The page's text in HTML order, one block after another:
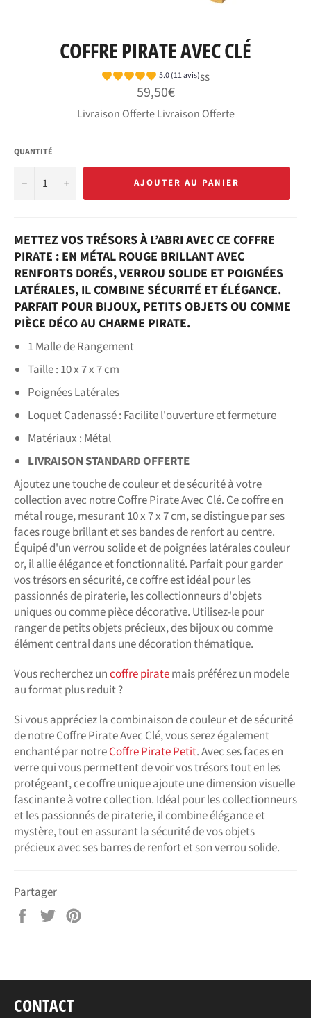
COFFRE PIRATE AVEC CLÉ
5.0 (11 avis)ss
Prix
régulier
59,50€
Livraison Offerte Livraison Offerte
QUANTITÉ
− + AJOUTER AU PANIER
METTEZ VOS TRÉSORS À L’ABRI AVEC CE COFFRE
PIRATE : EN MÉTAL ROUGE BRILLANT AVEC
RENFORTS DORÉS, VERROU SOLIDE ET POIGNÉES
LATÉRALES, IL COMBINE SÉCURITÉ ET ÉLÉGANCE.
PARFAIT POUR BIJOUX, PETITS OBJETS OU COMME
PIÈCE DÉCO AU CHARME PIRATE.
1 Malle de Rangement
Taille : 10 x 7 x 7 cm
Poignées Latérales
Loquet Cadenassé : Facilite l'ouverture et fermeture
Matériaux : Métal
LIVRAISON STANDARD OFFERTE
Ajoutez une touche de couleur et de sécurité à votre
collection avec notre Coffre Pirate Avec Clé. Ce coffre en
métal rouge, mesurant 10 x 7 x 7 cm, se distingue par ses
faces rouge brillant et ses bandes de renfort au centre.
Équipé d'un verrou solide et de poignées latérales couleur
or, il allie élégance et fonctionnalité. Parfait pour garder
vos trésors en sécurité, ce coffre est idéal pour les
passionnés de piraterie, les collectionneurs d'objets
uniques ou comme pièce décorative. Utilisez-le pour
ranger de petits objets précieux, des bijoux ou comme
élément central dans une décoration thématique.
Vous recherchez uncoffre piratemais préférez un modele
au format plus reduit ?
Si vous appréciez la combinaison de couleur et de sécurité
de notre Coffre Pirate Avec Clé, vous serez également
enchanté par notreCoffre Pirate Petit. Avec ses faces en
verre qui vous permettent de voir vos trésors tout en les
protégeant, ce coffre unique ajoute une dimension visuelle
fascinante à votre collection. Idéal pour les collectionneurs
et les passionnés de piraterie, il combine élégance et
mystère, tout en assurant la sécurité de vos objets
précieux avec ses barres de renfort et son verrou solide.
Partager
PartagerTweeter
CONTACT